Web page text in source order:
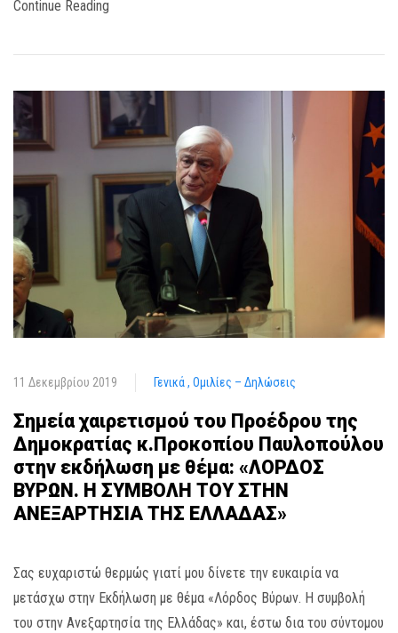
Continue Reading
11 Δεκεμβρίου 2019 Γενικά Ομιλίες – Δηλώσεις
Σημεία χαιρετισμού του Προέδρου της
Δημοκρατίας κ.Προκοπίου Παυλοπούλου
στην εκδήλωση με θέμα: «ΛΟΡΔΟΣ
ΒΥΡΩΝ. Η ΣΥΜΒΟΛΗ ΤΟΥ ΣΤΗΝ
ΑΝΕΞΑΡΤΗΣΙΑ ΤΗΣ ΕΛΛΑΔΑΣ»
Σας ευχαριστώ θερμώς γιατί μου δίνετε την ευκαιρία να
μετάσχω στην Εκδήλωση με θέμα «Λόρδος Βύρων. Η συμβολή
του στην Ανεξαρτησία της Ελλάδας» και, έστω δια του σύντομου